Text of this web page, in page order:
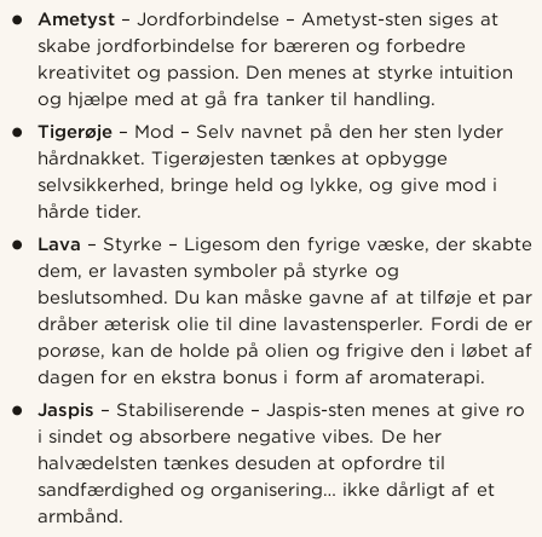
Ametyst– Jordforbindelse – Ametyst-sten siges at
skabe jordforbindelse for bæreren og forbedre
kreativitet og passion. Den menes at styrke intuition
og hjælpe med at gå fra tanker til handling.
Tigerøje– Mod – Selv navnet på den her sten lyder
hårdnakket. Tigerøjesten tænkes at opbygge
selvsikkerhed, bringe held og lykke, og give mod i
hårde tider.
Lava – Styrke – Ligesom den fyrige væske, der skabte
dem, er lavasten symboler på styrke og
beslutsomhed. Du kan måske gavne af at tilføje et par
dråber æterisk olie til dine lavastensperler. Fordi de er
porøse, kan de holde på olien og frigive den i løbet af
dagen for en ekstra bonus i form af aromaterapi.
Jaspis – Stabiliserende – Jaspis-sten menes at give ro
i sindet og absorbere negative vibes. De her
halvædelsten tænkes desuden at opfordre til
sandfærdighed og organisering… ikke dårligt af et
armbånd.